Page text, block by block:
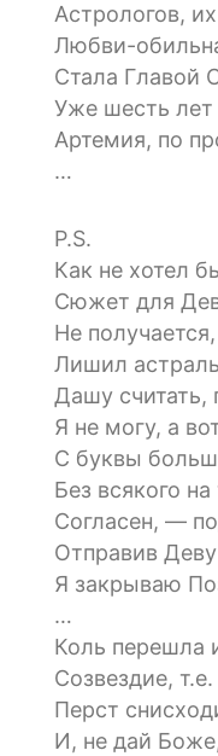
Астрологов,
Любви-
Стала Главой
Уже шесть
Артемия, по
…
P.S.
Как не хотел
Сюжет для
Не
Лишил
Дашу считать,
Я не могу, а
С буквы
Без всякого
Согласен, —
Отправив
Я закрываю
…
Коль перешла
Созвездие,
Перст
И, не дай